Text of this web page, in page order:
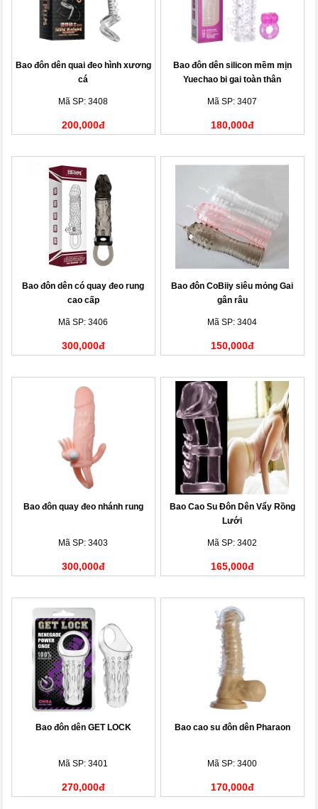
Bao đôn dên quai đeo hình xương
cá
Mã SP: 3408
200,000đ
Bao đôn dên silicon mềm mịn
Yuechao bi gai toàn thân
Mã SP: 3407
180,000đ
Bao đôn dên có quay đeo rung
cao cấp
Mã SP: 3406
300,000đ
Bao đôn CoBiiy siêu mỏng Gai
gân râu
Mã SP: 3404
150,000đ
Bao đôn quay đeo nhánh rung
Mã SP: 3403
300,000đ
Bao Cao Su Đôn Dên Vẩy Rồng
Lưới
Mã SP: 3402
165,000đ
Bao đôn dên GET LOCK
Mã SP: 3401
270,000đ
Bao cao su đôn dên Pharaon
Mã SP: 3400
170,000đ